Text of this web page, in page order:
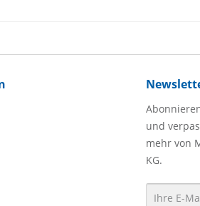
und
mehr von
KG.